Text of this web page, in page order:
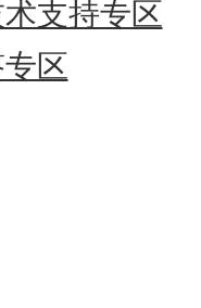
支持专区
区